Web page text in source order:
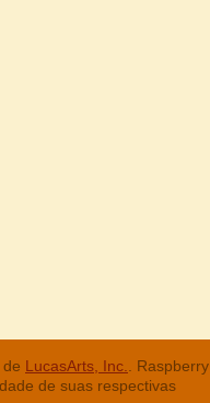
LucasArts, Inc.
. Raspberry
de suas respectivas